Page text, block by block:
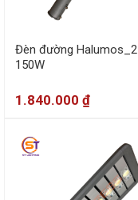
Đèn đường Halumos_2
150W
1.840.000 ₫